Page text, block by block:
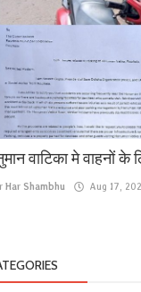
वाटिका मे वाहनों के
Har Shambhu Aug 17,